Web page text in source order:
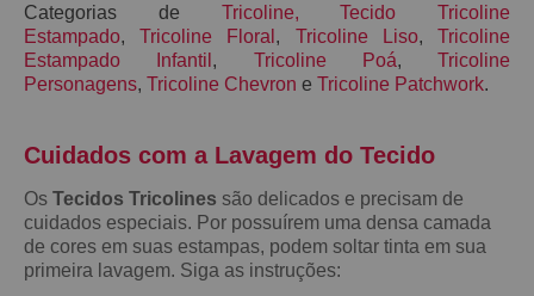
Categorias de Tricoline,
Tecido Tricoline
Estampado,Tricoline Floral , Tricoline Liso,Tricoline
Estampado Infantil , Tricoline Poá, Tricoline
Personagens, Tricoline Chevron e Tricoline Patchwork.
Cuidados com a Lavagem do Tecido
Os Tecidos Tricolines são delicados e precisam de
cuidados especiais. Por possuírem uma densa camada
de cores em suas estampas, podem soltar tinta em sua
primeira lavagem. Siga as instruções: